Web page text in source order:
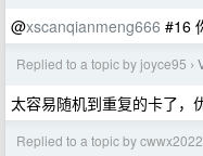
@xscanqianmeng666 #16
Replied to a topic by joyce95 ›
太容易随机到重复的卡了，
Replied to a topic by cwwx2022